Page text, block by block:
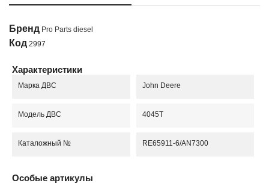
Бренд Pro Parts diesel
Код 2997
Характеристики
Марка ДВС John Deere
Модель ДВС 4045T
Каталожный № RE65911-6/AN7300
Особые артикулы